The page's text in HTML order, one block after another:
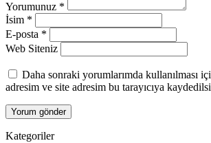
Yorumunuz *
İsim *
E-posta *
Web Siteniz
Daha sonraki yorumlarımda kullanılması
adresim ve site adresim bu tarayıcıya
Kategoriler